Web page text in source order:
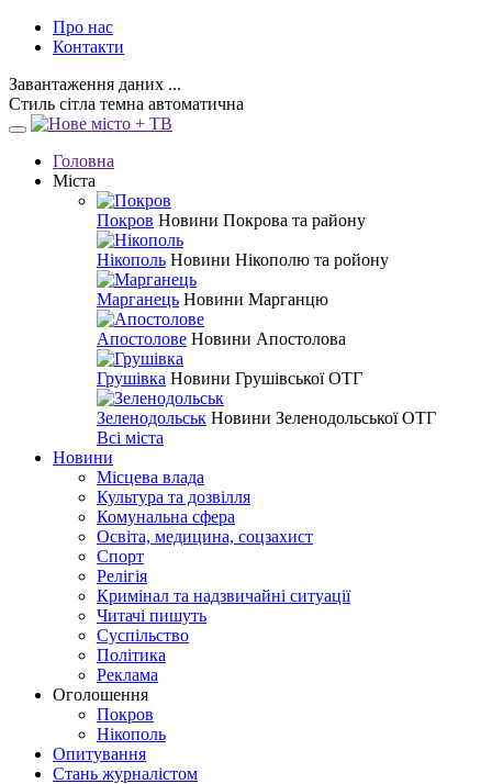
Про нас
Контакти
Завантаження даних ...
Стиль сітла темна автоматична
Головна
Міста
Покров Новини Покрова та району
Нікополь Новини Нікополю та ройону
Марганець Новини Марганцю
Апостолове Новини Апостолова
Грушівка Новини Грушівської ОТГ
Зеленодольськ Новини Зеленодольської ОТГ
Всі міста
Новини
Місцева влада
Культура та дозвілля
Комунальна сфера
Освіта, медицина, соцзахист
Спорт
Релігія
Кримінал та надзвичайні ситуації
Читачі пишуть
Суспільство
Політика
Реклама
Оголошення
Покров
Нікополь
Опитування
Стань журналістом